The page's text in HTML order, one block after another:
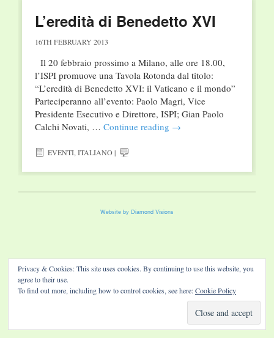
L’eredità di Benedetto XVI
16TH FEBRUARY 2013
Il 20 febbraio prossimo a Milano, alle ore 18.00,
l’ISPI promuove una Tavola Rotonda dal titolo:
“L’eredità di Benedetto XVI: il Vaticano e il mondo”
Parteciperanno all’evento: Paolo Magri, Vice
Presidente Esecutivo e Direttore, ISPI; Gian Paolo
Calchi Novati, … Continue reading →
EVENTI,ITALIANO|
Website by Diamond Visions
Privacy & Cookies: This site uses cookies. By continuing to use this website, you
agree to their use.
To find out more, including how to control cookies, see here:Cookie Policy